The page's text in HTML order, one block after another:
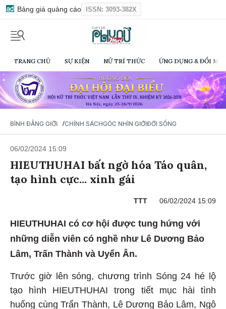
Bảng giá quảng cáo ISSN: 3093-382X
TRANG CHỦ SỰ KIỆN NỮ TRÍ THỨC ỨNG DỤNG & ĐỔI
BÌNH ĐẲNG GIỚI /CHÍNH SÁCHGÓC NHÌN GIỚIĐỜI SỐNG
06/02/2024 15:09
HIEUTHUHAI bất ngờ hóa Táo quân,
tạo hình cực... xinh gái
TTT 06/02/2024 15:09
HIEUTHUHAI có cơ hội được tung hứng với
những diễn viên có nghề như Lê Dương Bảo
Lâm, Trấn Thành và Uyển Ân.
Trước giờ lên sóng, chương trình Sóng 24 hé lộ
tạo hình HIEUTHUHAI trong tiết mục hài tình
huống cùng Trấn Thành, Lê Dương Bảo Lâm, Ngô